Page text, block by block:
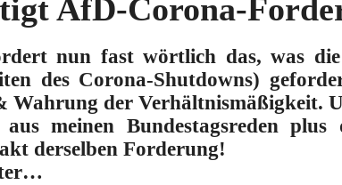
AfD-Corona-
nun fast wörtlich das, was
des Corona-Shutdowns)
der Verhältnismäßigkeit.
meinen Bundestagsreden
derselben Forderung!